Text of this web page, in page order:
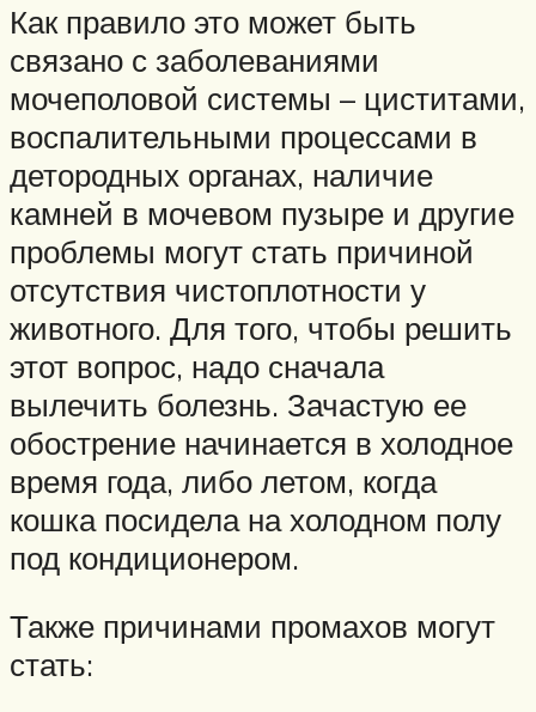
Как правило это может быть
связано с заболеваниями
мочеполовой системы – циститами,
воспалительными процессами в
детородных органах, наличие
камней в мочевом пузыре и другие
проблемы могут стать причиной
отсутствия чистоплотности у
животного. Для того, чтобы решить
этот вопрос, надо сначала
вылечить болезнь. Зачастую ее
обострение начинается в холодное
время года, либо летом, когда
кошка посидела на холодном полу
под кондиционером.
Также причинами промахов могут
стать: